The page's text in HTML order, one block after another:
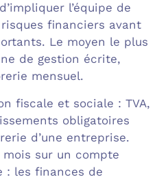
l’équipe de
financiers avant
Le moyen le plus
de gestion écrite,
mensuel.
fiscale et sociale : TVA,
obligatoires
d’une entreprise.
sur un compte
: les finances de